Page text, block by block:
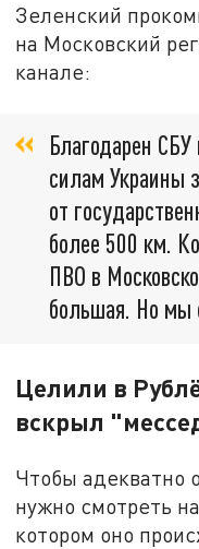
Зеленский
на Московский
канале:
Благодарен
силам Украины
от
более 500 км.
ПВО в
большая. Но мы
Целили в
вскрыл
Чтобы адекватно
нужно смотреть
котором оно